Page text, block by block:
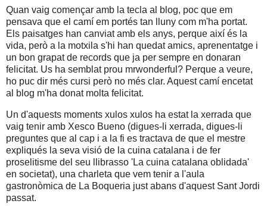
Quan vaig començar amb la tecla al blog, poc que em
pensava que el camí em portés tan lluny com m'ha portat.
Els paisatges han canviat amb els anys, perque així és la
vida, però a la motxila s'hi han quedat amics, aprenentatge i
un bon grapat de records que ja per sempre en donaran
felicitat. Us ha semblat prou mrwonderful? Perque a veure,
ho puc dir més cursi però no més clar. Aquest camí encetat
al blog m'ha donat molta felicitat.
Un d'aquests moments xulos xulos ha estat la xerrada que
vaig tenir amb Xesco Bueno (digues-li xerrada, digues-li
preguntes que al cap i a la fi es tractava de que el mestre
expliqués la seva visió de la cuina catalana i de fer
proselitisme del seu llibrasso 'La cuina catalana oblidada'
en societat), una charleta que vem tenir a l'aula
gastronòmica de La Boqueria just abans d'aquest Sant Jordi
passat.